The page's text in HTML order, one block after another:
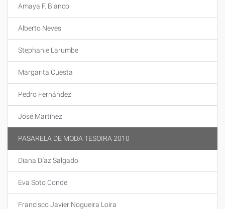
Amaya F. Blanco
Alberto Neves
Stephanie Larumbe
Margarita Cuesta
Pedro Fernández
José Martínez
PASARELA DE MODA TESOIRA 2010
Diana Díaz Salgado
Eva Soto Conde
Francisco Javier Nogueira Loira